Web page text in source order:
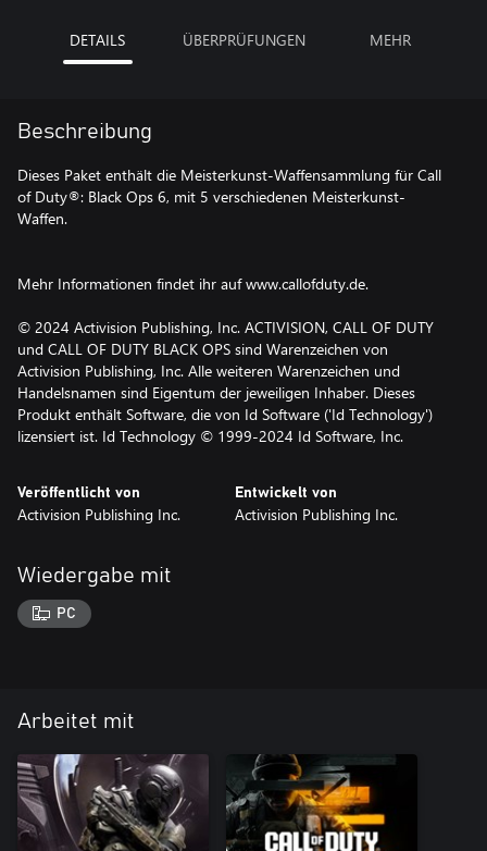
DETAILS ÜBERPRÜFUNGEN MEHR
Beschreibung
Dieses Paket enthält die Meisterkunst-Waffensammlung für Call
of Duty®: Black Ops 6, mit 5 verschiedenen Meisterkunst-
Waffen.
Mehr Informationen findet ihr auf www.callofduty.de.
© 2024 Activision Publishing, Inc. ACTIVISION, CALL OF DUTY
und CALL OF DUTY BLACK OPS sind Warenzeichen von
Activision Publishing, Inc. Alle weiteren Warenzeichen und
Handelsnamen sind Eigentum der jeweiligen Inhaber. Dieses
Produkt enthält Software, die von Id Software ('Id Technology')
lizensiert ist. Id Technology © 1999-2024 Id Software, Inc.
Veröffentlicht von
Activision Publishing Inc.
Entwickelt von
Activision Publishing Inc.
Wiedergabe mit
PC
Arbeitet mit